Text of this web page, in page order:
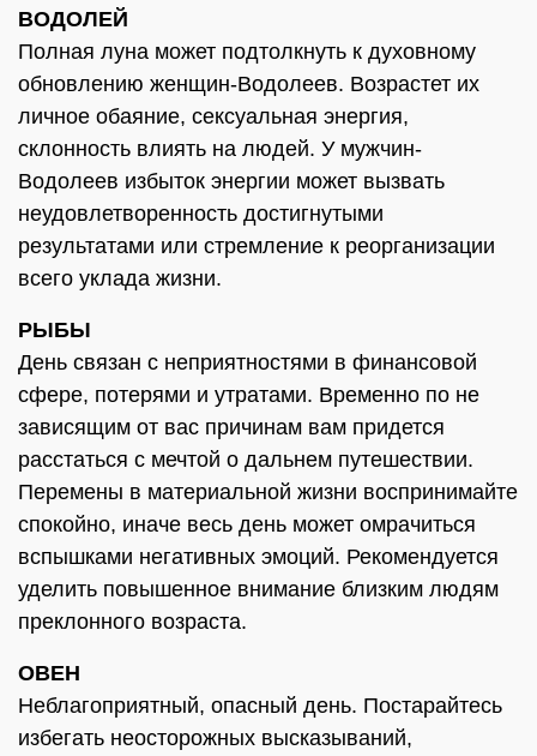
ВОДОЛЕЙ
Полная луна может подтолкнуть к духовному
обновлению женщин-Водолеев. Возрастет их
личное обаяние, сексуальная энергия,
склонность влиять на людей. У мужчин-
Водолеев избыток энергии может вызвать
неудовлетворенность достигнутыми
результатами или стремление к реорганизации
всего уклада жизни.
РЫБЫ
День связан с неприятностями в финансовой
сфере, потерями и утратами. Временно по не
зависящим от вас причинам вам придется
расстаться с мечтой о дальнем путешествии.
Перемены в материальной жизни воспринимайте
спокойно, иначе весь день может омрачиться
вспышками негативных эмоций. Рекомендуется
уделить повышенное внимание близким людям
преклонного возраста.
ОВЕН
Неблагоприятный, опасный день. Постарайтесь
избегать неосторожных высказываний,